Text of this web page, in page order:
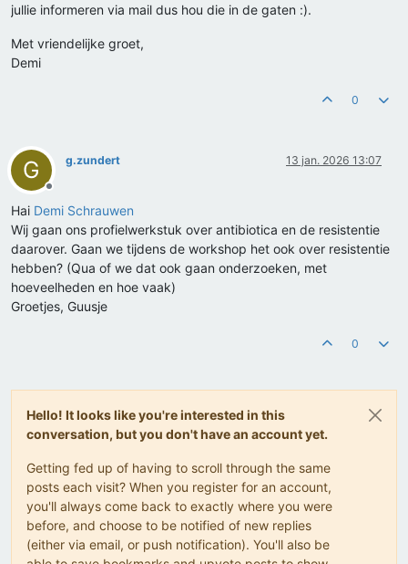
jullie informeren via mail dus hou die in de gaten :).
Met vriendelijke groet,
Demi
0
G
Offline
g.zundert 13 jan. 2026 13:07
Hai Demi Schrauwen
Wij gaan ons profielwerkstuk over antibiotica en de resistentie
daarover. Gaan we tijdens de workshop het ook over resistentie
hebben? (Qua of we dat ook gaan onderzoeken, met
hoeveelheden en hoe vaak)
Groetjes, Guusje
0
Hello! It looks like you're interested in this
conversation, but you don't have an account yet.
Getting fed up of having to scroll through the same
posts each visit? When you register for an account,
you'll always come back to exactly where you were
before, and choose to be notified of new replies
(either via email, or push notification). You'll also be